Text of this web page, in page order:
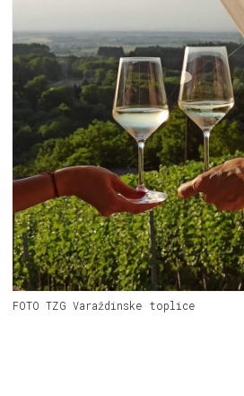
FOTO TZG Varaždinske toplice